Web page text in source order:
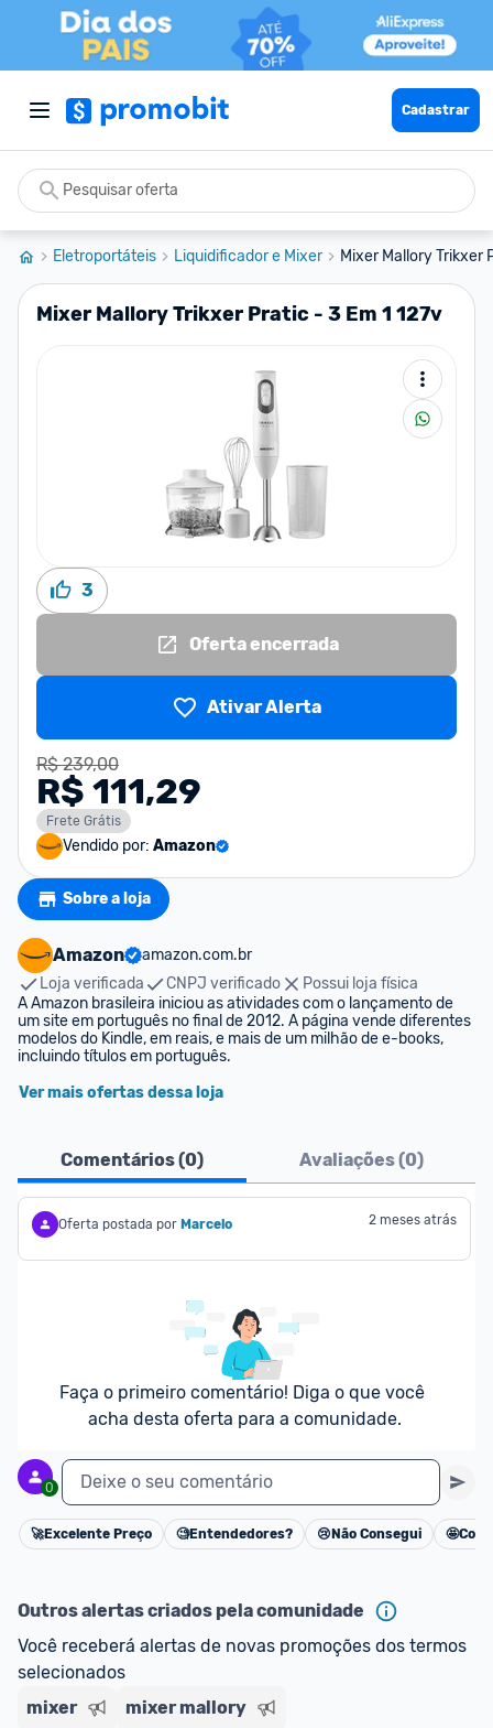
Cadastrar
Eletroportáteis Liquidificador e Mixer Mixer Mallory Trikxer
Mixer Mallory Trikxer Pratic - 3 Em 1 127v
3
Oferta encerrada
Ativar Alerta
R$ 239,00
R$ 111,29
Frete Grátis
Vendido por: Amazon
Sobre a loja
Amazon
amazon.com.br
Loja verificada
CNPJ verificado
Possui loja física
A Amazon brasileira iniciou as atividades com o lançamento de
um site em português no final de 2012. A página vende diferentes
modelos do Kindle, em reais, e mais de um milhão de e-books,
incluindo títulos em português.
Ver mais ofertas dessa loja
Comentários (0) Avaliações (0)
Oferta postada por Marcelo 2 meses atrás
Faça o primeiro comentário! Diga o que você
acha desta oferta para a comunidade.
0 Deixe o seu comentário
Cancelar
🚀Excelente Preço 🧐Entendedores? 😢 Não Consegui 🤩
Outros alertas criados pela comunidade
Você receberá alertas de novas promoções dos termos
selecionados
mixer
mixer mallory